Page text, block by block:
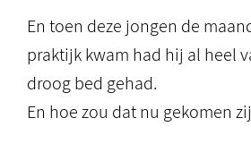
En toen deze jongen de
praktijk kwam had hij al heel
droog bed gehad.
En hoe zou dat nu gekomen